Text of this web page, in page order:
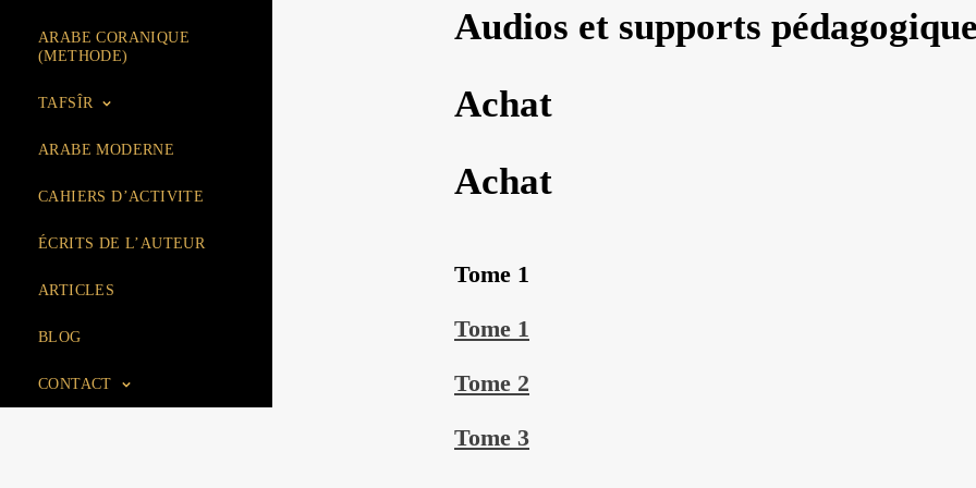
ARABE CORANIQUE
(METHODE)
TAFSÎR
ARABE MODERNE
CAHIERS D’ACTIVITE
ÉCRITS DE L’AUTEUR
ARTICLES
BLOG
CONTACT
Audios et supports
Achat
Achat
Tome 1
Tome 1
Tome 2
Tome 3